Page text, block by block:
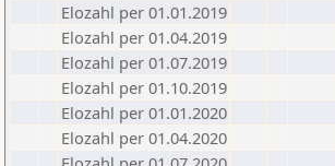
Elozahl per 01.01.2019
Elozahl per 01.04.2019
Elozahl per 01.07.2019
Elozahl per 01.10.2019
Elozahl per 01.01.2020
Elozahl per 01.04.2020